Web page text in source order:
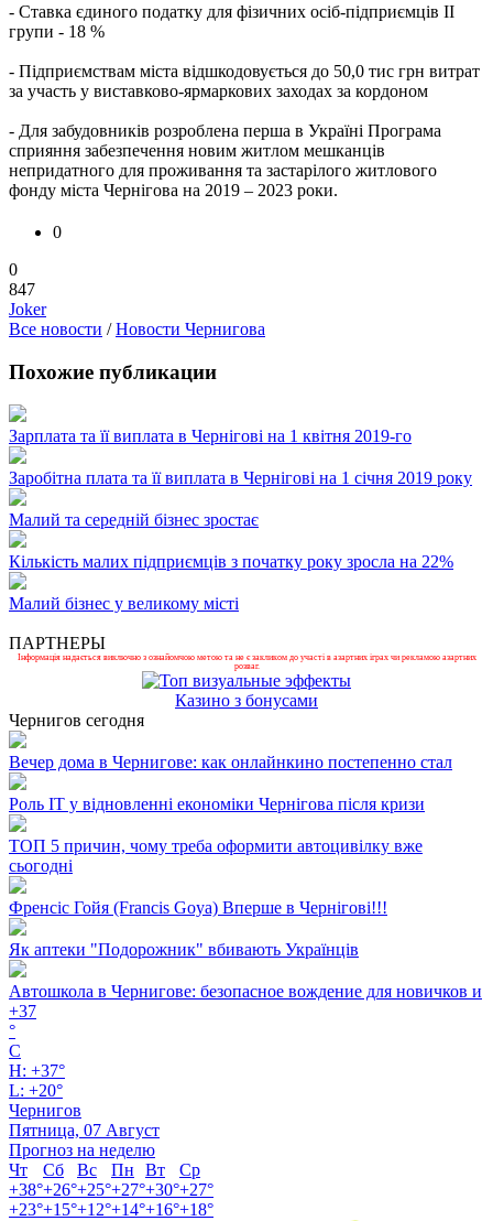
- Ставка єдиного податку для фізичних осіб-підприємців ІІ
групи - 18 %
- Підприємствам міста відшкодовується до 50,0 тис грн витрат
за участь у виставково-ярмаркових заходах за кордоном
- Для забудовників розроблена перша в Україні Програма
сприяння забезпечення новим житлом мешканців
непридатного для проживання та застарілого житлового
фонду міста Чернігова на 2019 – 2023 роки.
0
0
847
Joker
Все новости /Новости Чернигова
Похожие публикации
Зарплата та її виплата в Чернігові на 1 квітня 2019-го
Заробітна плата та її виплата в Чернігові на 1 січня 2019 року
Малий та середній бізнес зростає
Кількість малих підприємців з початку року зросла на 22%
Малий бізнес у великому місті
ПАРТНЕРЫ
Інформація надається виключно з ознайомчою метою та не є закликом до участі в азартних іграх чи рекламою азартних
розваг.
Казино з бонусами
Чернигов сегодня
Вечер дома в Чернигове: как онлайнкино постепенно стал
Роль ІТ у відновленні економіки Чернігова після кризи
ТОП 5 причин, чому треба оформити автоцивілку вже
сьогодні
Френсіс Гойя (Francis Goya) Вперше в Чернігові!!!
Як аптеки "Подорожник" вбивають Українців
Автошкола в Чернигове: безопасное вождение для новичков и
+37
°
C
H: +37°
L: +20°
Чернигов
Пятница, 07 Август
Прогноз на неделю
Чт
Сб Вс Пн Вт
Ср
+38°+26°+25°+27°+30°+27°
+23°+15°+12°+14°+16°+18°